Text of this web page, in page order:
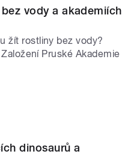
vody a akademiích
žít rostliny bez vody?
Pruské Akademie
dinosaurů a